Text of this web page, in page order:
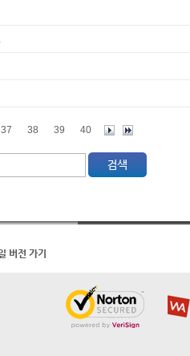
37 38 39 40
버전 가기